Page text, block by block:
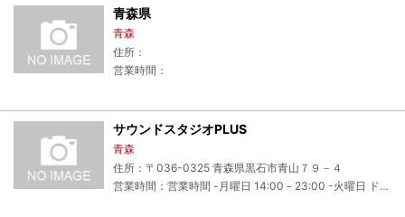
青森県
青森
住所：
営業時間：
サウンドスタジオPLUS
青森
住所：〒036-0325 青森県黒石市青山７９－４
営業時間：営業時間 -月曜日 14:00－23:00 -火曜日 ドラムクリニックの為 店休日 -水曜日－日曜日14:00－23:00 ※午前中からご利用になりたい方はご予約になります ※夜はご予約の連絡をいただいた方がスタジオ利用をしやすいです 店外での業務もある為、スタジオを留守にしている時もございます。お電話頂けると転送で携帯電話へ繋がりますのでご理解を宜しくお願い致します。